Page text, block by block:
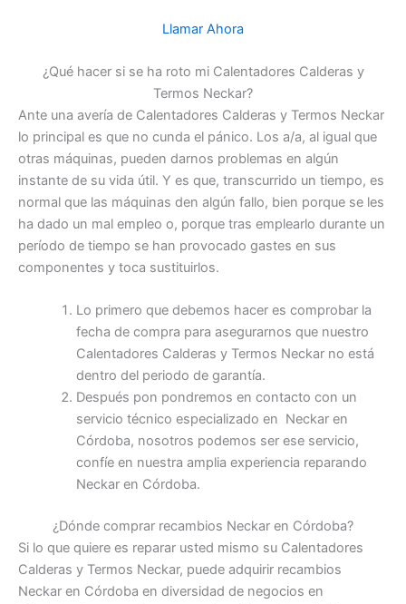
Llamar Ahora
¿Qué hacer si se ha roto mi Calentadores Calderas y
Termos Neckar?
Ante una avería de Calentadores Calderas y Termos Neckar
lo principal es que no cunda el pánico. Los a/a, al igual que
otras máquinas, pueden darnos problemas en algún
instante de su vida útil. Y es que, transcurrido un tiempo, es
normal que las máquinas den algún fallo, bien porque se les
ha dado un mal empleo o, porque tras emplearlo durante un
período de tiempo se han provocado gastes en sus
componentes y toca sustituirlos.
Lo primero que debemos hacer es comprobar la
fecha de compra para asegurarnos que nuestro
Calentadores Calderas y Termos Neckar no está
dentro del periodo de garantía.
Después pon pondremos en contacto con un
servicio técnico especializado en Neckar en
Córdoba, nosotros podemos ser ese servicio,
confíe en nuestra amplia experiencia reparando
Neckar en Córdoba.
¿Dónde comprar recambios Neckar en Córdoba?
Si lo que quiere es reparar usted mismo su Calentadores
Calderas y Termos Neckar, puede adquirir recambios
Neckar en Córdoba en diversidad de negocios en